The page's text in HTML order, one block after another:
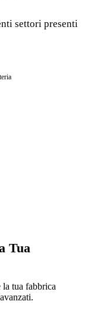
settori presenti
Tua
tua fabbrica